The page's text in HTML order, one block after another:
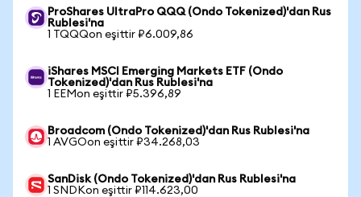
ProShares UltraPro QQQ (Ondo Tokenized)'dan Rus
Rublesi'na
1 TQQQon eşittir ₽6.009,86
iShares MSCI Emerging Markets ETF (Ondo
Tokenized)'dan Rus Rublesi'na
1 EEMon eşittir ₽5.396,89
Broadcom (Ondo Tokenized)'dan Rus Rublesi'na
1 AVGOon eşittir ₽34.268,03
SanDisk (Ondo Tokenized)'dan Rus Rublesi'na
1 SNDKon eşittir ₽114.623,00